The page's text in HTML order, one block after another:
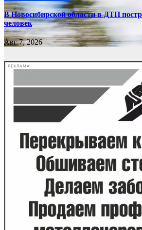
В Новосибирской области в ДТП
человек
Авг 7, 2026
РЕКЛАМА